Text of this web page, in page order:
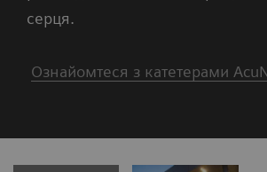
серця.
Ознайомтеся з катетерами